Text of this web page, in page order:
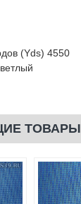
(Yds) 4550
ТОВАРЫ